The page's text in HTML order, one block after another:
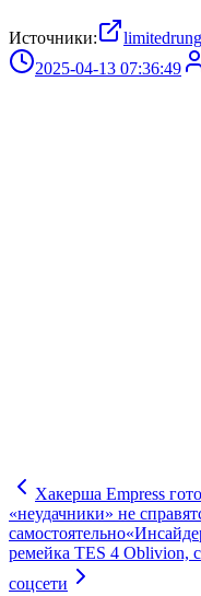
Источники:
2025-04-13 07:36:49
Хакерша Empress
«неудачники» не
самостоятельно
ремейка TES 4 Oblivion,
соцсети